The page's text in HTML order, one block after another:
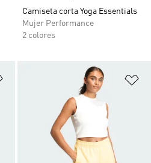
Camiseta corta Yoga Essentials
Mujer Performance
2 colores
Añadir a la lista de deseos